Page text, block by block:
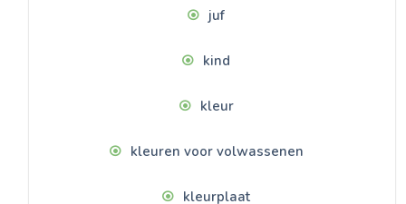
juf
kind
kleur
kleuren voor volwassenen
kleurplaat